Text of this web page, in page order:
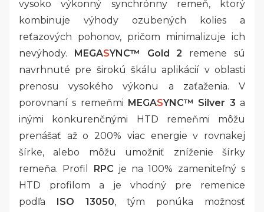
vysoko výkonný synchrónny remeň, ktorý
kombinuje výhody ozubených kolies a
reťazových pohonov, pričom minimalizuje ich
nevýhody.
MEGASYNC™ Gold 2 remene sú
navrhnuté pre širokú škálu aplikácií v oblasti
prenosu vysokého výkonu a zaťaženia. V
porovnaní s remeňmi MEGASYNC™ Silver 3 a
inými konkurenčnými HTD remeňmi môžu
prenášať až o 200% viac energie v rovnakej
šírke, alebo môžu umožniť zníženie šírky
remeňa. Profil
RPC je na 100% zameniteľný s
HTD profilom a je vhodný pre remenice
podľa
ISO 13050, tým ponúka možnosť